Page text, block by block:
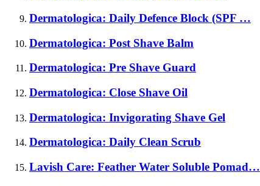
Dermatologica: Daily Defence Block (SPF …
Dermatologica: Post Shave Balm
Dermatologica: Pre Shave Guard
Dermatologica: Close Shave Oil
Dermatologica: Invigorating Shave Gel
Dermatologica: Daily Clean Scrub
Lavish Care: Feather Water Soluble Pomad…